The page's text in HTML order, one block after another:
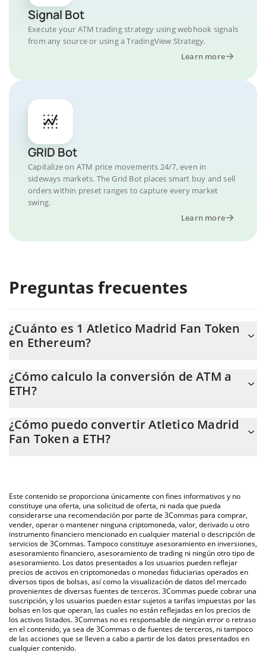
Signal Bot
Execute your ATM trading strategy using webhook signals
from any source or using a TradingView Strategy.
Learn more
GRID Bot
Capitalize on ATM price movements 24/7, even in
sideways markets. The Grid Bot places smart buy and sell
orders within preset ranges to capture every market
swing.
Learn more
Preguntas frecuentes
¿Cuánto es 1 Atletico Madrid Fan Token
en Ethereum?
constantemente.
¿Cómo calculo la conversión de ATM a
ETH?
permite calcular fácilmente el precio de conversión de ATM a
ETH. Solo necesitas ingresar la cantidad de Atletico Madrid Fan
También puedes utilizar nuestra tabla de precios de Atletico
Madrid Fan Token que se encuentra arriba para verificar el
último precio de Atletico Madrid Fan Token en las principales
monedas fiduciarias y criptomonedas.
¿Cómo puedo convertir Atletico Madrid
Fan Token a ETH?
otras.
Este contenido se proporciona únicamente con fines informativos y no
constituye una oferta, una solicitud de oferta, ni nada que pueda
considerarse una recomendación por parte de 3Commas para comprar,
vender, operar o mantener ninguna criptomoneda, valor, derivado u otro
instrumento financiero mencionado en cualquier material o descripción de
servicios de 3Commas. Tampoco constituye asesoramiento en inversiones,
asesoramiento financiero, asesoramiento de trading ni ningún otro tipo de
asesoramiento. Los datos presentados a los usuarios pueden reflejar
precios de activos en criptomonedas o monedas fiduciarias operados en
diversos tipos de bolsas, así como la visualización de datos del mercado
provenientes de diversas fuentes de terceros. 3Commas puede cobrar una
suscripción, y los usuarios pueden estar sujetos a tarifas impuestas por las
bolsas en los que operan, las cuales no están reflejadas en los precios de
los activos listados. 3Commas no es responsable de ningún error o retraso
en el contenido, ya sea de 3Commas o de fuentes de terceros, ni tampoco
de las acciones que se lleven a cabo a partir de los datos presentados en
cualquier contenido.